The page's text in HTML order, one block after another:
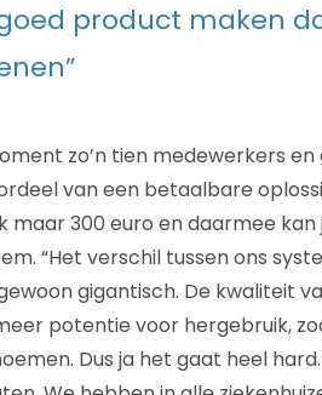
product maken
zo’n tien medewerkers en
van een betaalbare
maar 300 euro en daarmee
“Het verschil tussen ons
gigantisch. De kwaliteit
potentie voor hergebruik,
Dus ja het gaat heel